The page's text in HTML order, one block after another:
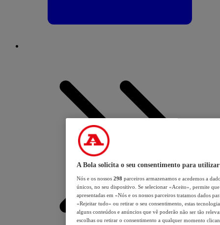
A Bola solicita o seu consentimento para utilizar
Nós e os nossos 298 parceiros armazenamos e acedemos a
únicos, no seu dispositivo. Se selecionar «Aceito», permite
apresentadas em «Nós e os nossos parceiros tratamos dados
«Rejeitar tudo» ou retirar o seu consentimento, estas
alguns conteúdos e anúncios que vê poderão não ser tão
escolhas ou retirar o consentimento a qualquer momento